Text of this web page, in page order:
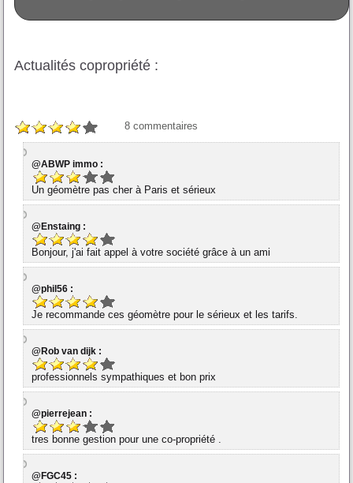
Actualités copropriété :
8 commentaires
@ABWP immo :
Un géomètre pas cher à Paris et sérieux
@Enstaing :
Bonjour, j'ai fait appel à votre société grâce à un ami
@phil56 :
Je recommande ces géomètre pour le sérieux et les tarifs.
@Rob van dijk :
professionnels sympathiques et bon prix
@pierrejean :
tres bonne gestion pour une co-propriété .
@FGC45 :